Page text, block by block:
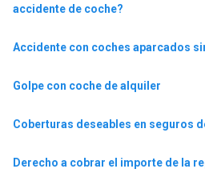
accidente de coche?
Accidente con coches aparcados
Golpe con coche de alquiler
Coberturas deseables en seguros
Derecho a cobrar el importe de la